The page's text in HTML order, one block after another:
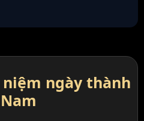
ngày thành